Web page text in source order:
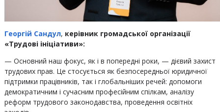
Георгій Сандул, керівник громадської організації
«Трудові ініціативи»:
— Основний наш фокус, як і в попередні роки, — дієвий захист
трудових прав. Це стосується як безпосередньої юридичної
підтримки працівників, так і глобальніших речей: допомоги
демократичним і сучасним професійним спілкам, аналізу
реформ трудового законодавства, проведення освітніх